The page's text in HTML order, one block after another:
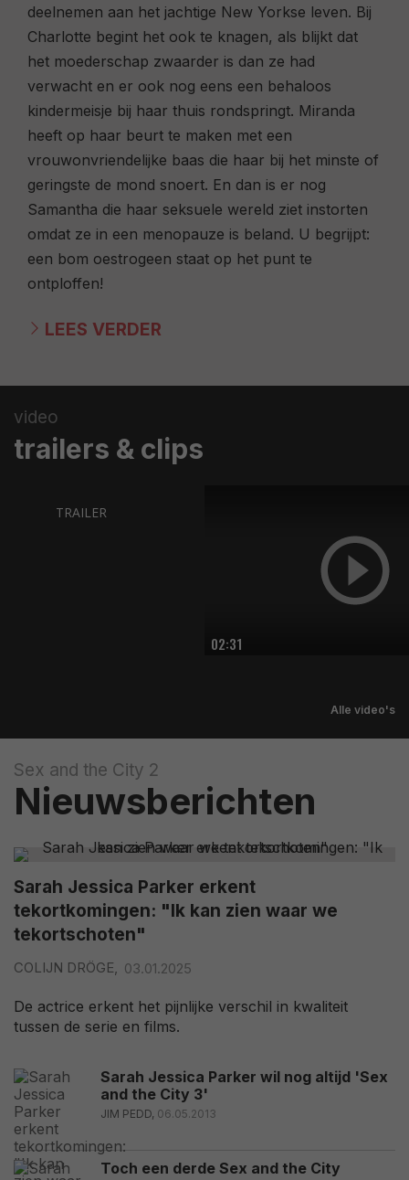
deelnemen aan het jachtige New Yorkse leven. Bij
Charlotte begint het ook te knagen, als blijkt dat
het moederschap zwaarder is dan ze had
verwacht en er ook nog eens een behaloos
kindermeisje bij haar thuis rondspringt. Miranda
heeft op haar beurt te maken met een
vrouwonvriendelijke baas die haar bij het minste of
geringste de mond snoert. En dan is er nog
Samantha die haar seksuele wereld ziet instorten
omdat ze in een menopauze is beland. U begrijpt:
een bom oestrogeen staat op het punt te
ontploffen!
LEES VERDER
video
trailers & clips
02:31
TRAILER
Alle video's
Sex and the City 2
Nieuwsberichten
Sarah Jessica Parker erkent
tekortkomingen: "Ik kan zien waar we
tekortschoten"
COLIJN DRÖGE, 03.01.2025
De actrice erkent het pijnlijke verschil in kwaliteit
tussen de serie en films.
Sarah Jessica Parker wil nog altijd 'Sex
and the City 3'
JIM PEDD, 06.05.2013
Toch een derde Sex and the City